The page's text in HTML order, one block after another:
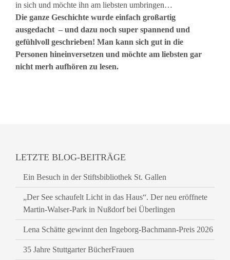
in sich und möchte ihn am liebsten umbringen…
Die ganze Geschichte wurde einfach großartig
ausgedacht – und dazu noch super spannend und
gefühlvoll geschrieben! Man kann sich gut in die
Personen hineinversetzen und möchte am liebsten gar
nicht merh aufhören zu lesen.
LETZTE BLOG-BEITRÄGE
Ein Besuch in der Stiftsbibliothek St. Gallen
„Der See schaufelt Licht in das Haus“. Der neu eröffnete
Martin-Walser-Park in Nußdorf bei Überlingen
Lena Schätte gewinnt den Ingeborg-Bachmann-Preis 2026
35 Jahre Stuttgarter BücherFrauen